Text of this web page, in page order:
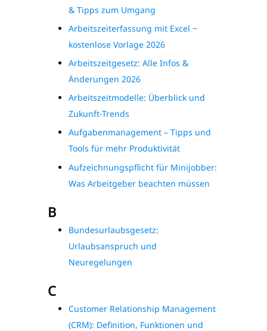
& Tipps zum Umgang
Arbeitszeiterfassung mit Excel ‒
kostenlose Vorlage 2026
Arbeitszeitgesetz: Alle Infos &
Änderungen 2026
Arbeitszeitmodelle: Überblick und
Zukunft-Trends
Aufgabenmanagement – Tipps und
Tools für mehr Produktivität
Aufzeichnungspflicht für Minijobber:
Was Arbeitgeber beachten müssen
B
Bundesurlaubsgesetz:
Urlaubsanspruch und
Neuregelungen
C
Customer Relationship Management
(CRM): Definition, Funktionen und